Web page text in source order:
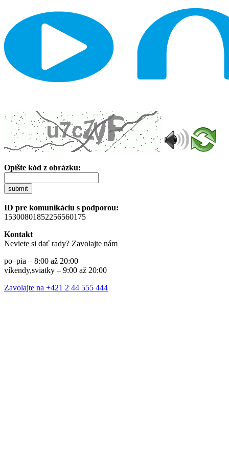
Opíšte kód z obrázku:
submit
ID pre komunikáciu s podporou:
15300801852256560175
Kontakt
Neviete si dať rady? Zavolajte nám
po–pia – 8:00 až 20:00
víkendy,sviatky – 9:00 až 20:00
Zavolajte na +421 2 44 555 444